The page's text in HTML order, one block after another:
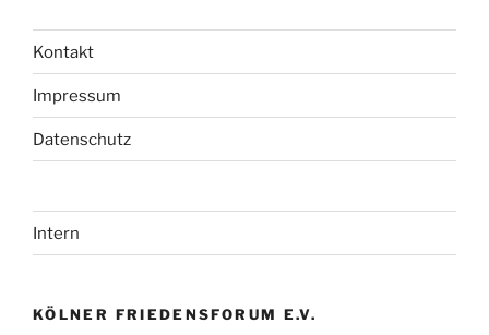
Kontakt
Impressum
Datenschutz
Intern
KÖLNER FRIEDENSFORUM E.V.